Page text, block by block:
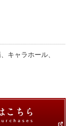
キャラホール、